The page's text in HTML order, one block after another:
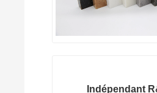
Indépendant